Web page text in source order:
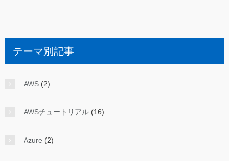
テーマ別記事
AWS (2)
AWSチュートリアル (16)
Azure (2)